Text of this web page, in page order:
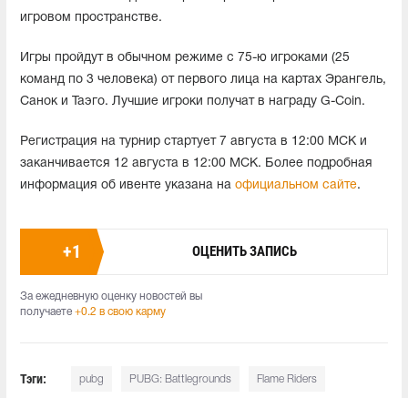
игровом пространстве.
Игры пройдут в обычном режиме с 75-ю игроками (25
команд по 3 человека) от первого лица на картах Эрангель,
Санок и Таэго. Лучшие игроки получат в награду G-Coin.
Регистрация на турнир стартует 7 августа в 12:00 МСК и
заканчивается 12 августа в 12:00 МСК. Более подробная
информация об ивенте указана на официальном сайте.
+1 ОЦЕНИТЬ ЗАПИСЬ
За ежедневную оценку новостей вы
получаете +0.2 в свою карму
Тэги: pubg PUBG: Battlegrounds Flame Riders